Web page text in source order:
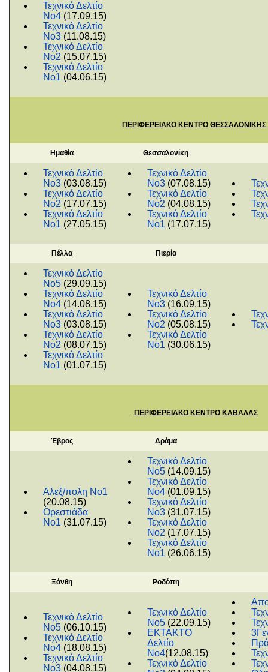
Τεχνικό Δελτίο
Νο4 (17.09.15)
Τεχνικό Δελτίο
Νο3 (11.08.15)
Τεχνικό Δελτίο
Νο2 (15.07.15)
Τεχνικό Δελτίο
Νο1 (04.06.15)
ΠΕΡΙΦΕΡΕΙΑΚΟ ΚΕΝΤΡΟ ΘΕΣΣΑΛΟΝΙΚΗΣ
Ημαθία Θεσσαλονίκη
Τεχνικό Δελτίο
Νο3 (03.08.15)
Τεχνικό Δελτίο
Νο2 (17.07.15)
Τεχνικό Δελτίο
Νο1 (27.05.15)
Τεχνικό Δελτίο
Νο3 (07.08.15)
Τεχνικό Δελτίο
Νο2 (04.08.15)
Τεχνικό Δελτίο
Νο1 (17.07.15)
Πέλλα Πιερία
Τεχνικό Δελτίο
Νο5 (29.09.15)
Τεχνικό Δελτίο
Νο4 (14.08.15)
Τεχνικό Δελτίο
Νο3 (03.08.15)
Τεχνικό Δελτίο
Νο2 (08.07.15)
Τεχνικό Δελτίο
Νο1 (01.07.15)
Τεχνικό Δελτίο
Νο3 (16.09.15)
Τεχνικό Δελτίο
Νο2 (05.08.15)
Τεχνικό Δελτίο
Νο1 (30.06.15)
ΠΕΡΙΦΕΡΕΙΑΚΟ ΚΕΝΤΡΟ ΚΑΒΑΛΑΣ
Έβρος Δράμα
Αλεξ/πολη Νο1
(20.08.15)
Ορεστιάδα
Νο1 (31.07.15)
Τεχνικό Δελτίο
Νο5 (14.09.15)
Τεχνικό Δελτίο
Νο4 (01.09.15)
Τεχνικό Δελτίο
Νο3 (31.07.15)
Τεχνικό Δελτίο
Νο2 (17.07.15)
Τεχνικό Δελτίο
Νο1 (26.06.15)
Ξάνθη Ροδόπη
Τεχνικό Δελτίο
Νο5 (06.10.15)
Τεχνικό Δελτίο
Νο4 (18.08.15)
Τεχνικό Δελτίο
Νο3 (04.08.15)
Τεχνικό Δελτίο
Νο5 (22.09.15)
ΕΚΤΑΚΤΟ
Δελτίο
Νο4(12.08.15)
Τεχνικό Δελτίο